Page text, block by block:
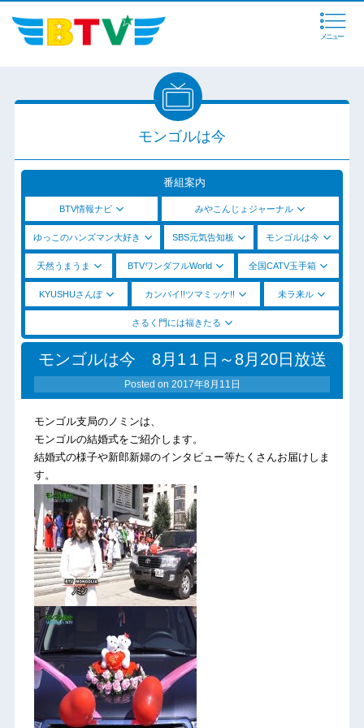
メニュー
モンゴルは今
番組案内
BTV情報ナビ みやこんじょジャーナル
ゆっこのハンズマン大好き SBS元気告知板 モンゴルは今
天然うまうま BTVワンダフルWorld 全国CATV玉手箱
KYUSHUさんぽ カンパイ!!ツマミッケ!! 未ラ来ル
さるく門には福きたる
モンゴルは今 8月1１日～8月20日放送
Posted on 2017年8月11日
モンゴル支局のノミンは、
モンゴルの結婚式をご紹介します。
結婚式の様子や新郎新婦のインタビュー等たくさんお届けしま
す。